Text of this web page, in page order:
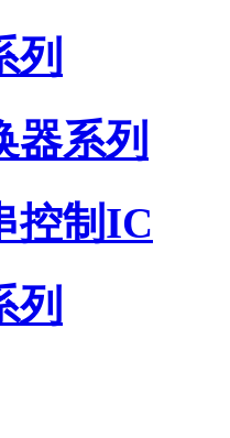
列
器系列
控制IC
列